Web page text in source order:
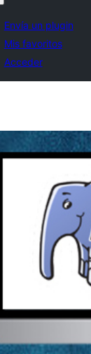
Envía un plugin
Mis favoritos
Acceder